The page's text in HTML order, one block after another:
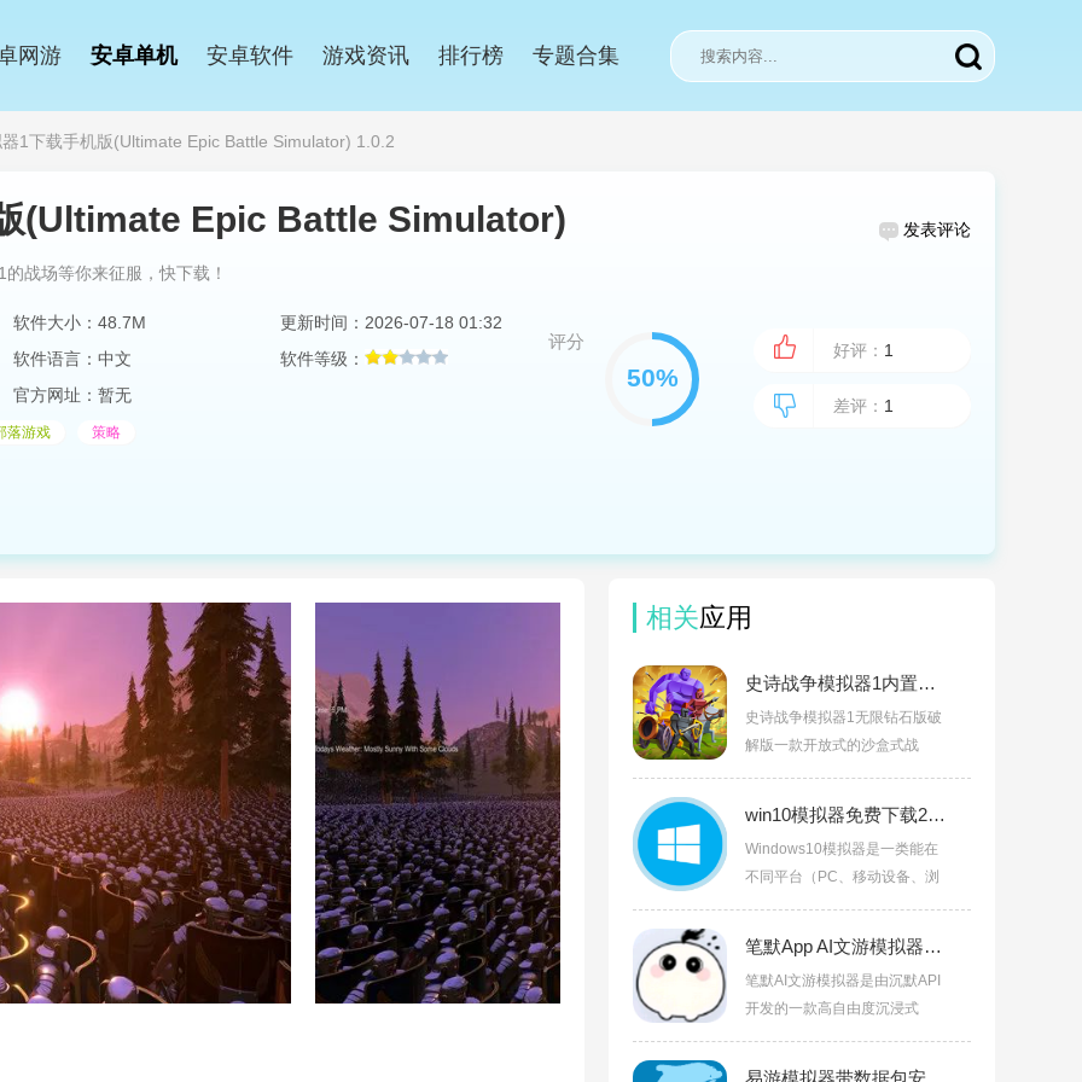
网游 安卓单机 安卓软件 游戏资讯 排行榜 专题合集
1下载手机版(Ultimate Epic Battle Simulator) 1.0.2
(Ultimate Epic Battle Simulator)
战场等你来征服，快下载！
发表评论
软件大小：48.7M
更新时间：2026-07-18 01:32
软件语言：中文
软件等级：
官方网址：暂无
落游戏 策略
评分 好评： 1
差评： 1
相关应用
史诗战争模拟器1内置功能菜单MODv1.9.30
史诗战争模拟器1无限钻石版破
解版一款开放式的沙盒式战
win10模拟器免费下载2026最新手机版v2.3.5
Windows10模拟器是一类能在
不同平台（PC、移动设备、浏
笔默App AI文游模拟器官方正版下载1.0.0
笔默AI文游模拟器是由沉默API
开发的一款高自由度沉浸式